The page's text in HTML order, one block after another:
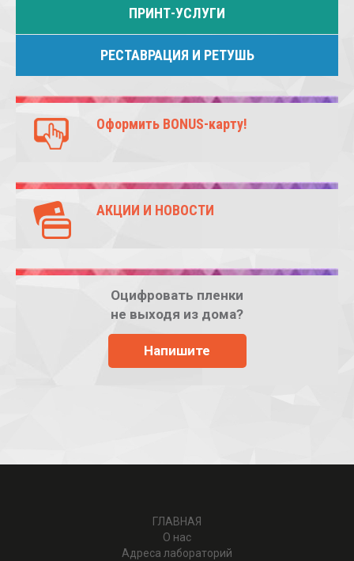
ПРИНТ-УСЛУГИ
РЕСТАВРАЦИЯ И РЕТУШЬ
Оформить BONUS-карту!
АКЦИИ И НОВОСТИ
Оцифровать пленки
не выходя из дома?
Напишите
ГЛАВНАЯ
О нас
Адреса лабораторий